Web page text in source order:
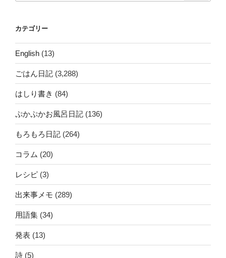
カテゴリー
English (13)
ごはん日記 (3,288)
はしり書き (84)
ぷかぷかお風呂日記 (136)
もろもろ日記 (264)
コラム (20)
レシピ (3)
出来事メモ (289)
用語集 (34)
発表 (13)
詩 (5)